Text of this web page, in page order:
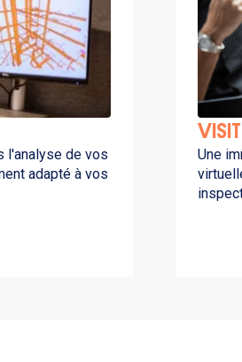
l'analyse de vos
adapté à vos
Une